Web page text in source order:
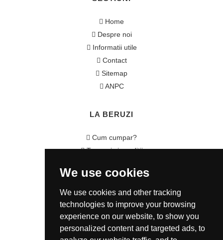
We use cookies
We use cookies and other tracking
technologies to improve your browsing
experience on our website, to show you
personalized content and targeted ads, to
Home
Despre noi
Informatii utile
Contact
Sitemap
ANPC
LA BERUZI
Cum cumpar?
Termeni si conditii
Politica de Confidentialitate
Politica de Cookie
ANSPDCP
CONTACT